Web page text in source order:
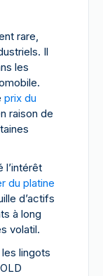
rare,
Il
les
prix du
raison de
l’intérêt
du platine
d’actifs
à long
volatil.
les lingots